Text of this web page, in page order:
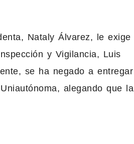
Nataly Álvarez, le exige
y Vigilancia, Luis
se ha negado a entregar
alegando que la